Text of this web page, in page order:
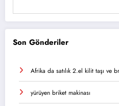
Son Gönderiler
Afrika da satılık 2.el kilit taşı ve
yürüyen briket makinası